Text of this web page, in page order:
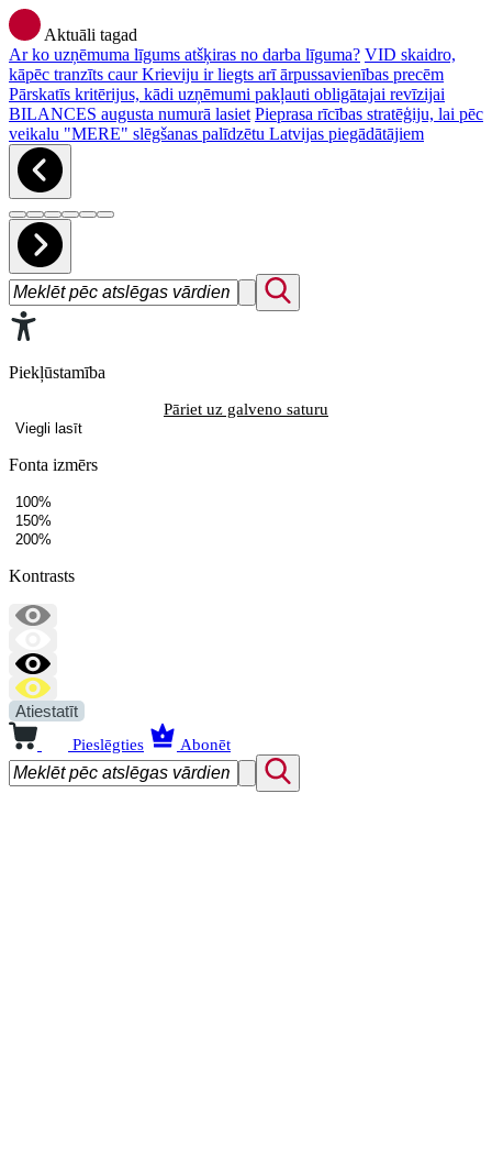
Aktuāli tagad
Ar ko uzņēmuma līgums atšķiras no darba līguma? VID skaidro,
kāpēc tranzīts caur Krieviju ir liegts arī ārpussavienības precēm
Pārskatīs kritērijus, kādi uzņēmumi pakļauti obligātajai revīzijai
BILANCES augusta numurā lasiet Pieprasa rīcības stratēģiju, lai pēc
veikalu "MERE" slēgšanas palīdzētu Latvijas piegādātājiem
Piekļūstamība
Pāriet uz galveno saturu
Viegli lasīt
Fonta izmērs
100%
150%
200%
Kontrasts
Atiestatīt
Pieslēgties Abonēt